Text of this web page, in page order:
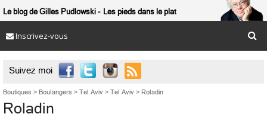
Le blog de Gilles Pudlowski Les pieds dans le plat
Inscrivez-vous
Suivez moi 
Boutiques > Boulangers > Tel Aviv > Tel Aviv > Roladin
Roladin